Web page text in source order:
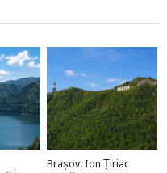
Brașov: Ion Țiriac